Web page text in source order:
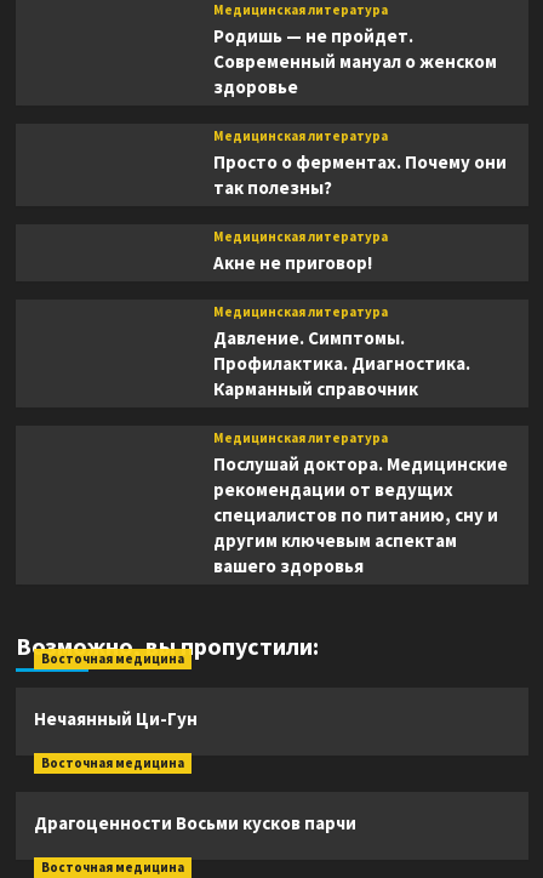
Медицинская литература
Родишь — не пройдет.
Современный мануал о женском
здоровье
Медицинская литература
Просто о ферментах. Почему они
так полезны?
Медицинская литература
Акне не приговор!
Медицинская литература
Давление. Симптомы.
Профилактика. Диагностика.
Карманный справочник
Медицинская литература
Послушай доктора. Медицинские
рекомендации от ведущих
специалистов по питанию, сну и
другим ключевым аспектам
вашего здоровья
Возможно, вы пропустили:
Восточная медицина
Нечаянный Ци-Гун
Восточная медицина
Драгоценности Восьми кусков парчи
Восточная медицина